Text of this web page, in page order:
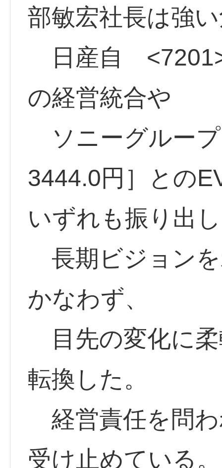
部敏宏社長は強
日産自 <7201>
の経営統合や
ソニーグルー
3444.0円］との
いずれも振り出
長期ビジョン
かなわず、
目先の変化に
転換した。
経営責任を問
受け止めている。